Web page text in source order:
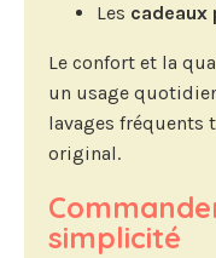
Les cadeaux
Le confort et la
un usage
lavages fréquents
original.
simplicité